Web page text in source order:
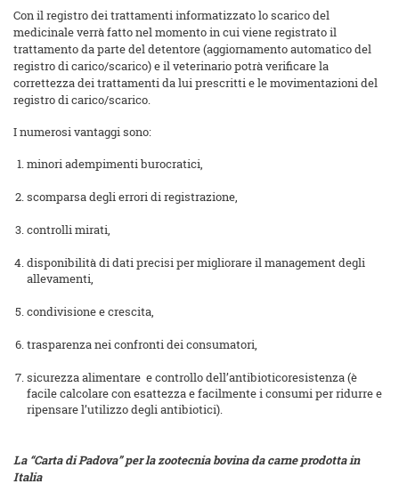
Con il registro dei trattamenti informatizzato lo scarico del
medicinale verrà fatto nel momento in cui viene registrato il
trattamento da parte del detentore (aggiornamento automatico del
registro di carico/scarico) e il veterinario potrà verificare la
correttezza dei trattamenti da lui prescritti e le movimentazioni del
registro di carico/scarico.
I numerosi vantaggi sono:
minori adempimenti burocratici,
scomparsa degli errori di registrazione,
controlli mirati,
disponibilità di dati precisi per migliorare il management degli
allevamenti,
condivisione e crescita,
trasparenza nei confronti dei consumatori,
sicurezza alimentare e controllo dell’antibioticoresistenza (è
facile calcolare con esattezza e facilmente i consumi per ridurre e
ripensare l’utilizzo degli antibiotici).
La “Carta di Padova” per la zootecnia bovina da carne prodotta in
Italia